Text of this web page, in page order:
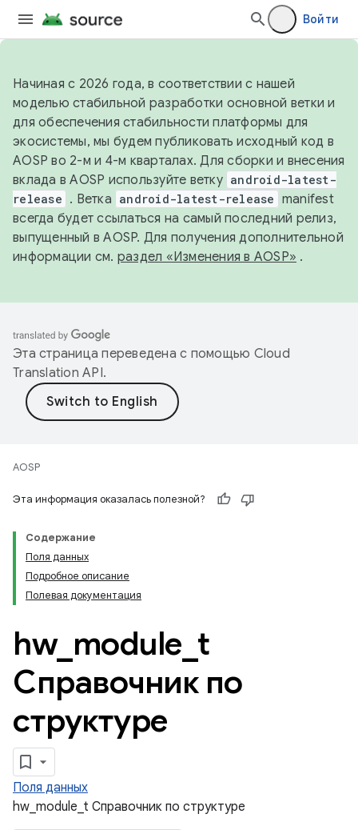
Войти
Начиная с 2026 года, в соответствии с нашей
моделью стабильной разработки основной ветки и
для обеспечения стабильности платформы для
экосистемы, мы будем публиковать исходный код в
AOSP во 2-м и 4-м кварталах. Для сборки и внесения
вклада в AOSP используйте ветку android-latest-
release . Ветка android-latest-release manifest
всегда будет ссылаться на самый последний релиз,
выпущенный в AOSP. Для получения дополнительной
информации см. раздел «Изменения в AOSP» .
Эта страница переведена с помощью Cloud
Translation API.
AOSP
Эта информация оказалась полезной?
Содержание
Поля данных
Подробное описание
Полевая документация
hw_ module t
Справочник по
структуре
Поля данных
hw_module_t Справочник по структуре